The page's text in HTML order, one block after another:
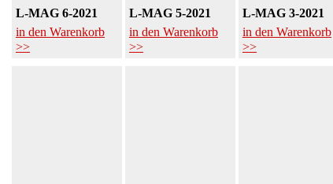
L-MAG 6-2021
in den Warenkorb
>>
L-MAG 5-2021
in den Warenkorb
>>
L-MAG 3-2021
in den Warenkorb
>>